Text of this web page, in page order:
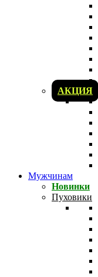
АКЦИЯ
Мужчинам
Новинки
Пуховики